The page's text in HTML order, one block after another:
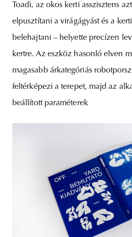
Toadi, az okos kerti asszisztens
elpusztítani a virágágyást és a
belehajtani – helyette precízen
kertre. Az eszköz hasonló elven
magasabb árkategóriás
feltérképezi a terepet, majd az
beállított paraméterek